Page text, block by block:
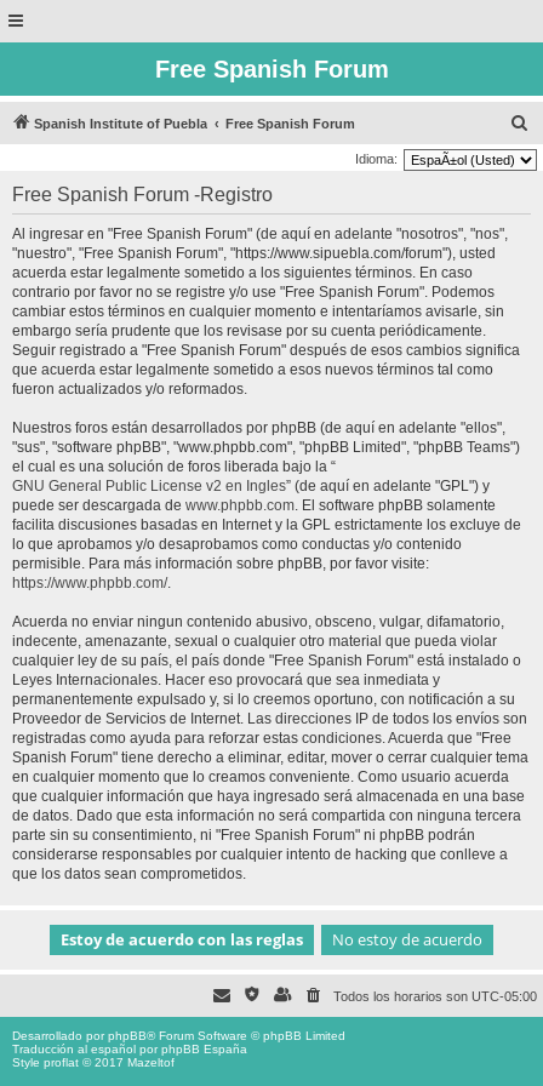
Free Spanish Forum
Spanish Institute of Puebla Free Spanish Forum
u
Idioma:
Free Spanish Forum -Registro
Al ingresar en "Free Spanish Forum" (de aquí en adelante "nosotros", "nos",
"nuestro", "Free Spanish Forum", "https://www.sipuebla.com/forum"), usted
acuerda estar legalmente sometido a los siguientes términos. En caso
contrario por favor no se registre y/o use "Free Spanish Forum". Podemos
cambiar estos términos en cualquier momento e intentaríamos avisarle, sin
embargo sería prudente que los revisase por su cuenta periódicamente.
Seguir registrado a "Free Spanish Forum" después de esos cambios significa
que acuerda estar legalmente sometido a esos nuevos términos tal como
fueron actualizados y/o reformados.
Nuestros foros están desarrollados por phpBB (de aquí en adelante "ellos",
"sus", "software phpBB", "www.phpbb.com", "phpBB Limited", "phpBB Teams")
el cual es una solución de foros liberada bajo la “
GNU General Public License v2 en Ingles” (de aquí en adelante "GPL") y
puede ser descargada de www.phpbb.com. El software phpBB solamente
facilita discusiones basadas en Internet y la GPL estrictamente los excluye de
lo que aprobamos y/o desaprobamos como conductas y/o contenido
permisible. Para más información sobre phpBB, por favor visite:
https://www.phpbb.com/.
Acuerda no enviar ningun contenido abusivo, obsceno, vulgar, difamatorio,
indecente, amenazante, sexual o cualquier otro material que pueda violar
cualquier ley de su país, el país donde "Free Spanish Forum" está instalado o
Leyes Internacionales. Hacer eso provocará que sea inmediata y
permanentemente expulsado y, si lo creemos oportuno, con notificación a su
Proveedor de Servicios de Internet. Las direcciones IP de todos los envíos son
registradas como ayuda para reforzar estas condiciones. Acuerda que "Free
Spanish Forum" tiene derecho a eliminar, editar, mover o cerrar cualquier tema
en cualquier momento que lo creamos conveniente. Como usuario acuerda
que cualquier información que haya ingresado será almacenada en una base
de datos. Dado que esta información no será compartida con ninguna tercera
parte sin su consentimiento, ni "Free Spanish Forum" ni phpBB podrán
considerarse responsables por cualquier intento de hacking que conlleve a
que los datos sean comprometidos.
Todos los horarios son UTC-05:00
Desarrollado porphpBB® Forum Software © phpBB Limited
Traducción al español porphpBB España
Style proflat © 2017 Mazeltof